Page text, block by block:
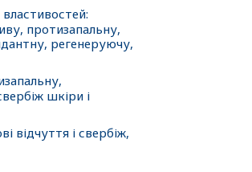
протизапальну,
регенеруючу,
шкіри і
відчуття і свербіж,